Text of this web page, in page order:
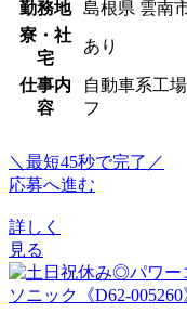
勤務地
島根県 雲南
寮・社
宅
あり
仕事内
容
自動車系工
フ
＼最短45秒で完了／
応募へ進む
詳しく
見る